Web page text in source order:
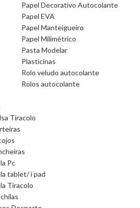
Papel Decorativo Autocolante
Papel EVA
Papel Manteigueiro
Papel Milimétrico
Pasta Modelar
Plasticinas
Rolo veludo autocolante
Rolos autocolante
Tiracolo
Pc
tablet/ i pad
Tiracolo